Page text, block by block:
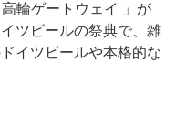
輪ゲートウェイ 」が
ツビールの祭典で、雑
イツビールや本格的な